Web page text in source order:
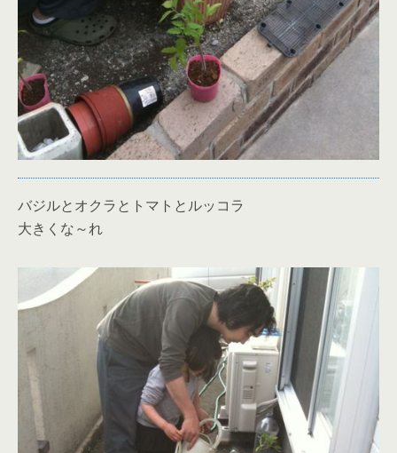
バジルとオクラとトマトとルッコラ
大きくな～れ